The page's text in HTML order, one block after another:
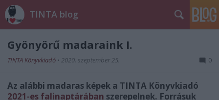
TINTA blog
Gyönyörű madaraink I.
TINTA Könyvkiadó • 2020. szeptember 25. 0
Az alábbi madaras képek a TINTA Könyvkiadó
2021-es falinaptárában szerepelnek. Forrásuk